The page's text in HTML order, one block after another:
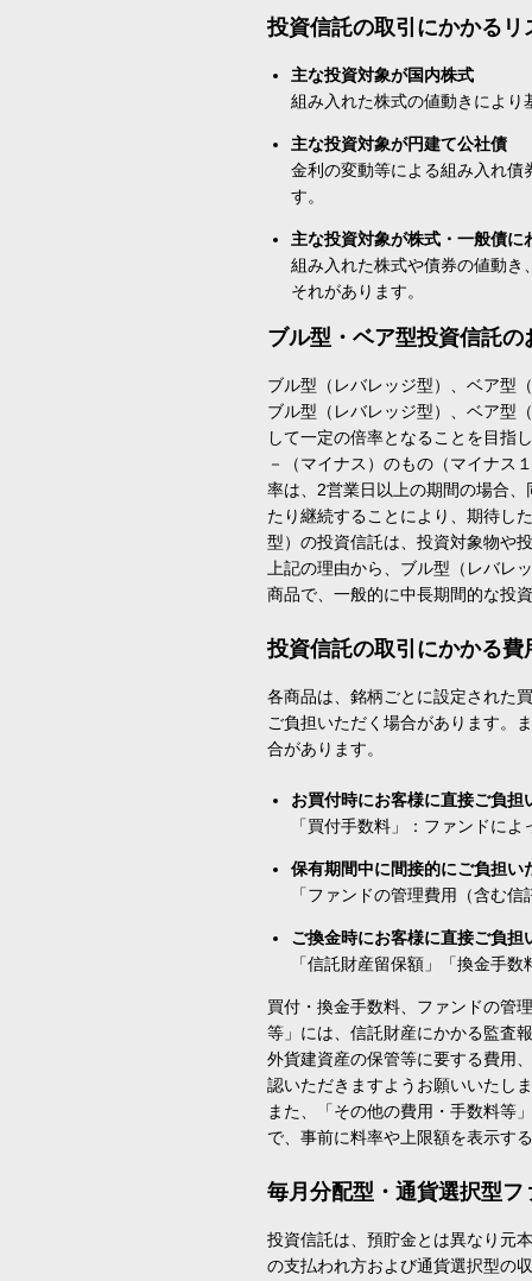
投資信託の取引にかかるリ
主な投資対象が国内株式
組み入れた株式の値動きによ
主な投資対象が円建て公社債
金利の変動等による組み入れ
す。
主な投資対象が株式・一般債
組み入れた株式や債券の値動
それがあります。
ブル型・ベア型投資信託
ブル型（レバレッジ型）、ベア型
ブル型（レバレッジ型）、ベア型
して一定の倍率となることを目指
－（マイナス）のもの（マイナス
率は、2営業日以上の期間の場合
たり継続することにより、期待し
型）の投資信託は、投資対象物や
上記の理由から、ブル型（レバレ
商品で、一般的に中長期間的な投
投資信託の取引にかかる費
各商品は、銘柄ごとに設定された
ご負担いただく場合があります。
合があります。
お買付時にお客様に直接ご負担
「買付手数料」：ファンドに
保有期間中に間接的にご負担い
「ファンドの管理費用（含む
ご換金時にお客様に直接ご負担
「信託財産留保額」「換金手
買付・換金手数料、ファンドの管
等」には、信託財産にかかる監査
外貨建資産の保管等に要する費用
認いただきますようお願いいたし
また、「その他の費用・手数料等
で、事前に料率や上限額を表示す
毎月分配型・通貨選択型
投資信託は、預貯金とは異なり元
の支払われ方および通貨選択型の